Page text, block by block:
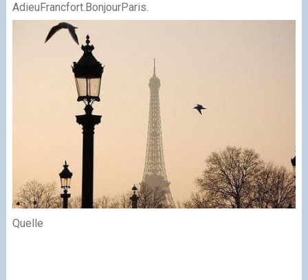
AdieuFrancfort.BonjourParis.
Quelle